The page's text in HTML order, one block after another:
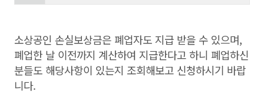
소상공인 손실보상금은 폐업자도 지급 받을 수 있으며,
폐업한 날 이전까지 계산하여 지급한다고 하니 폐업하신
분들도 해당사항이 있는지 조회해보고 신청하시기 바랍
니다.